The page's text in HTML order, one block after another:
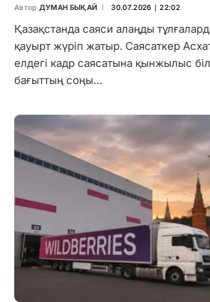
Автор ДУМАН БЫҚАЙ 30.07.2026 ∣ 22:02
Қазақстанда саяси алаңды
қауырт жүріп жатыр. Саясаткер
елдегі кадр саясатына қынжылыс
бағыттың соңы…